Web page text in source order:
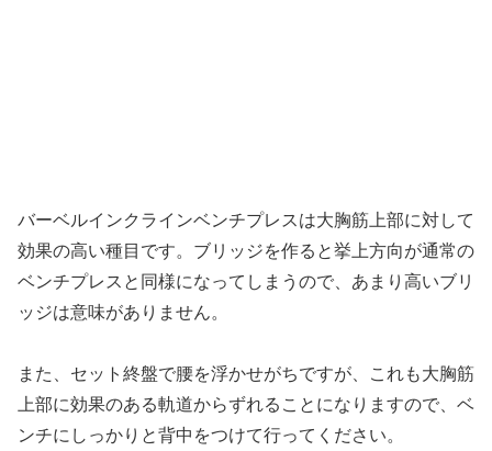
バーベルインクラインベンチプレスは大胸筋上部に対して
効果の高い種目です。ブリッジを作ると挙上方向が通常の
ベンチプレスと同様になってしまうので、あまり高いブリ
ッジは意味がありません。
また、セット終盤で腰を浮かせがちですが、これも大胸筋
上部に効果のある軌道からずれることになりますので、ベ
ンチにしっかりと背中をつけて行ってください。